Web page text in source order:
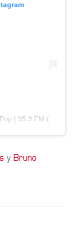
y Bruno